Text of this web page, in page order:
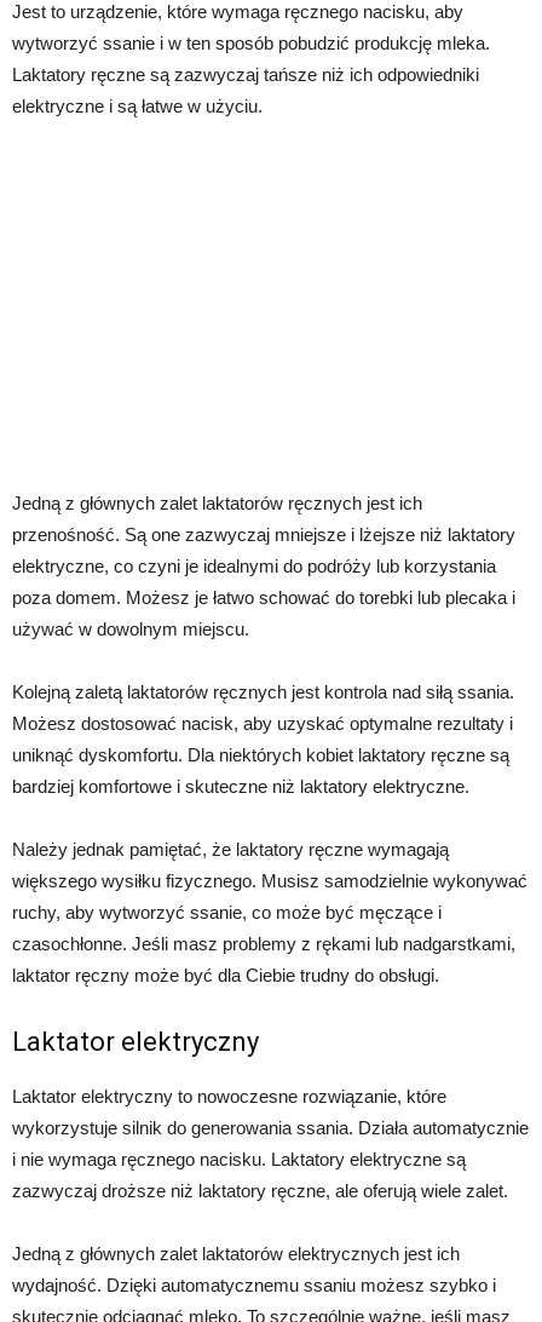
Jest to urządzenie, które wymaga ręcznego nacisku, aby
wytworzyć ssanie i w ten sposób pobudzić produkcję mleka.
Laktatory ręczne są zazwyczaj tańsze niż ich odpowiedniki
elektryczne i są łatwe w użyciu.
Jedną z głównych zalet laktatorów ręcznych jest ich
przenośność. Są one zazwyczaj mniejsze i lżejsze niż laktatory
elektryczne, co czyni je idealnymi do podróży lub korzystania
poza domem. Możesz je łatwo schować do torebki lub plecaka i
używać w dowolnym miejscu.
Kolejną zaletą laktatorów ręcznych jest kontrola nad siłą ssania.
Możesz dostosować nacisk, aby uzyskać optymalne rezultaty i
uniknąć dyskomfortu. Dla niektórych kobiet laktatory ręczne są
bardziej komfortowe i skuteczne niż laktatory elektryczne.
Należy jednak pamiętać, że laktatory ręczne wymagają
większego wysiłku fizycznego. Musisz samodzielnie wykonywać
ruchy, aby wytworzyć ssanie, co może być męczące i
czasochłonne. Jeśli masz problemy z rękami lub nadgarstkami,
laktator ręczny może być dla Ciebie trudny do obsługi.
Laktator elektryczny
Laktator elektryczny to nowoczesne rozwiązanie, które
wykorzystuje silnik do generowania ssania. Działa automatycznie
i nie wymaga ręcznego nacisku. Laktatory elektryczne są
zazwyczaj droższe niż laktatory ręczne, ale oferują wiele zalet.
Jedną z głównych zalet laktatorów elektrycznych jest ich
wydajność. Dzięki automatycznemu ssaniu możesz szybko i
skutecznie odciągnąć mleko. To szczególnie ważne, jeśli masz